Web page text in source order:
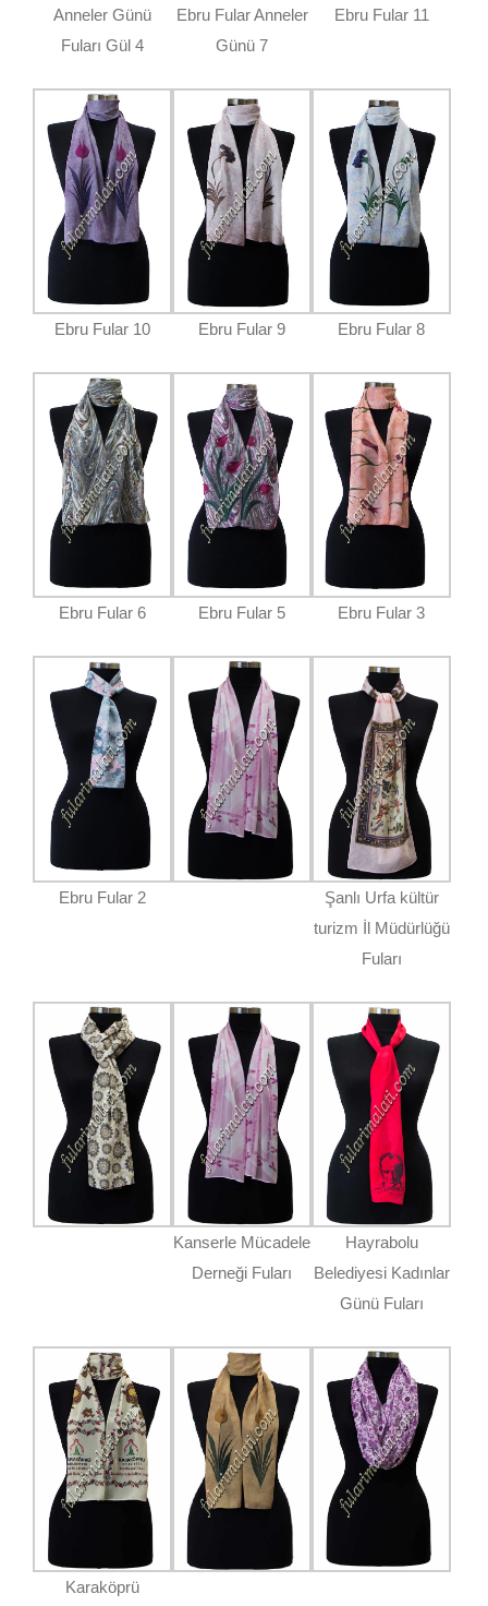
Anneler Günü
Fuları Gül 4
Ebru Fular Anneler
Günü 7
Ebru Fular 11
Ebru Fular 10 Ebru Fular 9 Ebru Fular 8
Ebru Fular 6 Ebru Fular 5 Ebru Fular 3
Ebru Fular 2
Şanlı Urfa kültür
turizm İl Müdürlüğü
Fuları
Kanserle Mücadele
Derneği Fuları
Hayrabolu
Belediyesi Kadınlar
Günü Fuları
Karaköprü